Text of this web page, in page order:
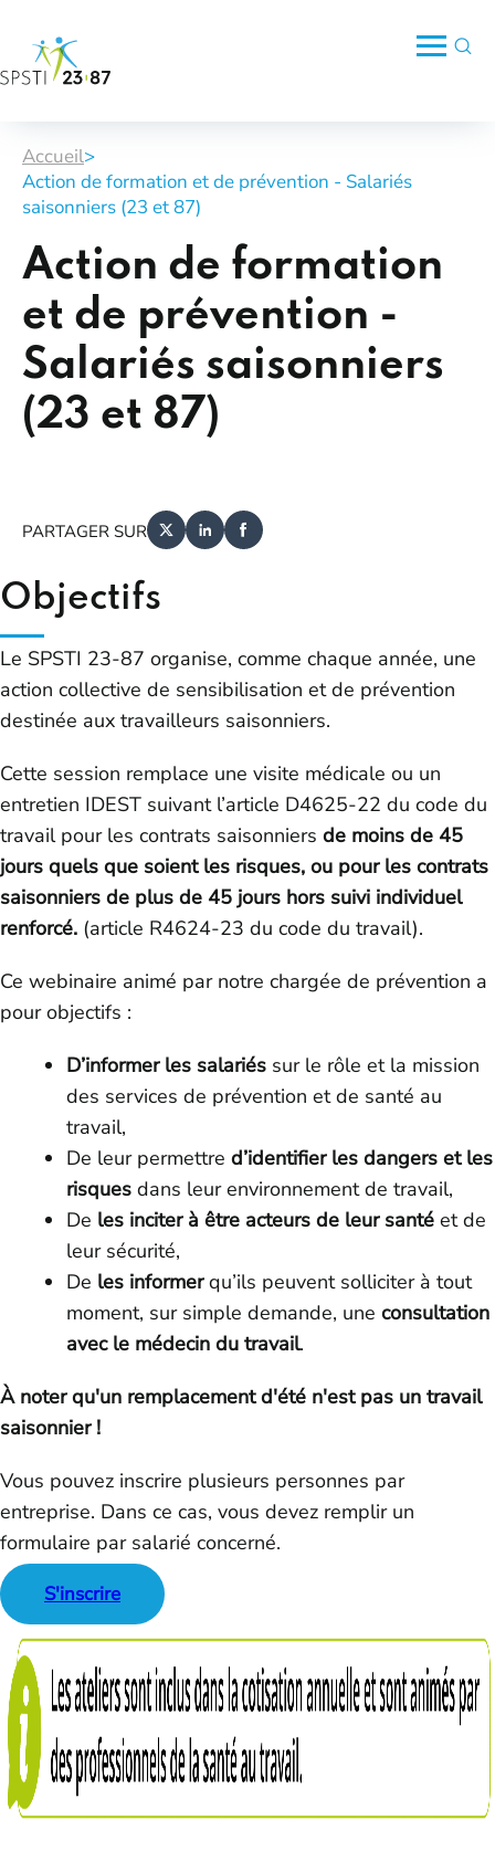
Accueil>
Action de formation et de prévention - Salariés
saisonniers (23 et 87)
Action de formation
et de prévention -
Salariés saisonniers
(23 et 87)
PARTAGER SUR
Objectifs
Le SPSTI 23-87 organise, comme chaque année, une
action collective de sensibilisation et de prévention
destinée aux travailleurs saisonniers.
Cette session remplace une visite médicale ou un
entretien IDEST suivant l’article D4625-22 du code du
travail pour les contrats saisonniers de moins de 45
jours quels que soient les risques, ou pour les contrats
saisonniers de plus de 45 jours hors suivi individuel
renforcé. (article R4624-23 du code du travail).
Ce webinaire animé par notre chargée de prévention a
pour objectifs :
D’informer les salariés sur le rôle et la mission
des services de prévention et de santé au
travail,
De leur permettre d’identifier les dangers et les
risques dans leur environnement de travail,
De les inciter à être acteurs de leur santé et de
leur sécurité,
De les informerqu’ils peuvent solliciter à tout
moment, sur simple demande, une consultation
avec le médecin du travail.
À noter qu'un remplacement d'été n'est pas un travail
saisonnier !
Vous pouvez inscrire plusieurs personnes par
entreprise. Dans ce cas, vous devez remplir un
formulaire par salarié concerné.
S'inscrire